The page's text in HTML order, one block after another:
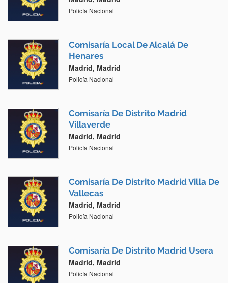
Policía Nacional
Comisaría Local De Alcalá De
Henares
Madrid, Madrid
Policía Nacional
Comisaría De Distrito Madrid
Villaverde
Madrid, Madrid
Policía Nacional
Comisaría De Distrito Madrid Villa De
Vallecas
Madrid, Madrid
Policía Nacional
Comisaría De Distrito Madrid Usera
Madrid, Madrid
Policía Nacional